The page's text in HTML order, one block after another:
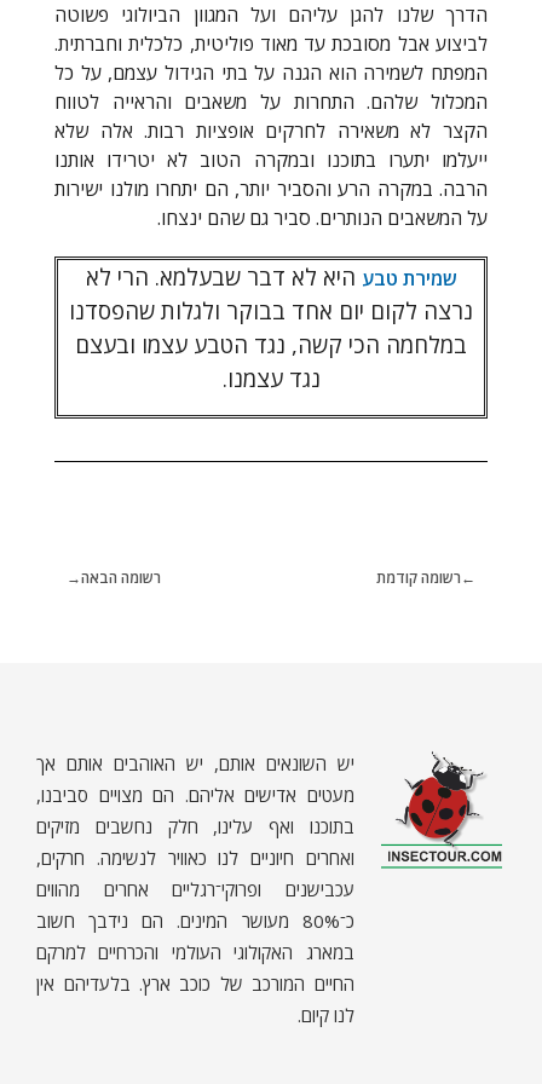
הדרך שלנו להגן עליהם ועל המגוון הביולוגי פשוטה
לביצוע אבל מסובכת עד מאוד פוליטית, כלכלית וחברתית.
המפתח לשמירה הוא הגנה על בתי הגידול עצמם, על כל
המכלול שלהם. התחרות על משאבים והראייה לטווח
הקצר לא משאירה לחרקים אופציות רבות. אלה שלא
ייעלמו יתערו בתוכנו ובמקרה הטוב לא יטרידו אותנו
הרבה. במקרה הרע והסביר יותר, הם יתחרו מולנו ישירות
על המשאבים הנותרים. סביר גם שהם ינצחו.
שמירת טבע היא לא דבר שבעלמא. הרי לא
נרצה לקום יום אחד בבוקר ולגלות שהפסדנו
במלחמה הכי קשה, נגד הטבע עצמו ובעצם
נגד עצמנו.
רשומה קודמת רשומה הבאה
יש השונאים אותם, יש האוהבים אותם אך
מעטים אדישים אליהם. הם מצויים סביבנו,
בתוכנו ואף עלינו, חלק נחשבים מזיקים
ואחרים חיוניים לנו כאוויר לנשימה. חרקים,
עכבישנים ופרוקי־רגליים אחרים מהווים
כ־80% מעושר המינים. הם נידבך חשוב
במארג האקולוגי העולמי והכרחיים למרקם
החיים המורכב של כוכב ארץ. בלעדיהם אין
לנו קיום.